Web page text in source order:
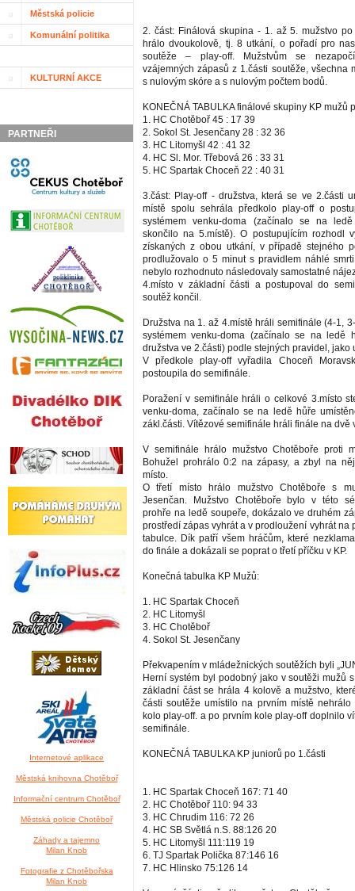
Městská policie
Komunální politika
KULTURNÍ AKCE
PARTNEŘI
Internetové aplikace
Městská knihovna Chotěboř
Informační centrum Chotěboř
Městská policie Chotěboř
Záhady a tajemno
Milan Knob
Fotografie z Chotěbořska
Milan Knob
2. část: Finálová skupina - 1. až 5. mužstvo
hrálo dvoukolově, tj. 8 utkání, o pořadí pro
soutěže – play-off. Mužstvům se
vzájemných zápasů z 1.části soutěže, všechna
s nulovým skóre a s nulovým počtem bodů.
KONEČNÁ TABULKA finálové skupiny KP mužů
1. HC Chotěboř 45 : 17 39
2. Sokol St. Jesenčany 28 : 32 36
3. HC Litomyšl 42 : 41 32
4. HC Sl. Mor. Třebová 26 : 33 31
5. HC Spartak Choceň 22 : 40 31
3.část: Play-off - družstva, která se ve 2.části
místě spolu sehrála předkolo play-off o
systémem venku-doma (začínalo se na
skončilo na 5.místě). O postupujícím rozhodl
získaných z obou utkání, v případě stejného
prodlužovalo o 5 minut s pravidlem náhlé
nebylo rozhodnuto následovaly samostatné
4.místo v základní části a postupoval do
soutěž končil.
Družstva na 1. až 4.místě hráli semifinále (4-1,
systémem venku-doma (začínalo se na ledě
družstva ve 2.části) podle stejných pravidel, jako
V předkole play-off vyřadila Choceň
postoupila do semifinále.
Poražení v semifinále hráli o celkové 3.místo
venku-doma, začínalo se na ledě hůře
zákl.části. Vítězové semifinále hráli finále na dvě
V semifinále hrálo mužstvo Chotěboře proti
Bohužel prohrálo 0:2 na zápasy, a zbyl na
místo.
O třetí místo hrálo mužstvo Chotěboře s
Jesenčan. Mužstvo Chotěboře bylo v této
prohře na ledě soupeře, dokázalo ve druhém
prostředí zápas vyhrát a v prodloužení vyhrát na
tabulce. Dík patří všem hráčům, které
do finále a dokázali se poprat o třetí příčku v KP.
Konečná tabulka KP Mužů:
1. HC Spartak Choceň
2. HC Litomyšl
3. HC Chotěboř
4. Sokol St. Jesenčany
Překvapením v mládežnických soutěžích byli
Herní systém byl podobný jako v soutěži mužů
základní část se hrála 4 kolově a mužstvo,
části soutěže umístilo na prvním místě nehrálo
kolo play-off. a po prvním kole play-off doplnilo
semifinále.
KONEČNÁ TABULKA KP juniorů po 1.části
1. HC Spartak Choceň 167: 71 40
2. HC Chotěboř 110: 94 33
3. HC Chrudim 116: 72 26
4. HC SB Světlá n.S. 88:126 20
5. HC Litomyšl 111:119 19
6. TJ Spartak Polička 87:146 16
7. HC Hlinsko 75:126 14